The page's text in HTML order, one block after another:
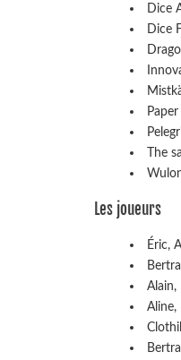
Dice
Dice
The
Les joueurs
Éric,
Alain,
Aline,